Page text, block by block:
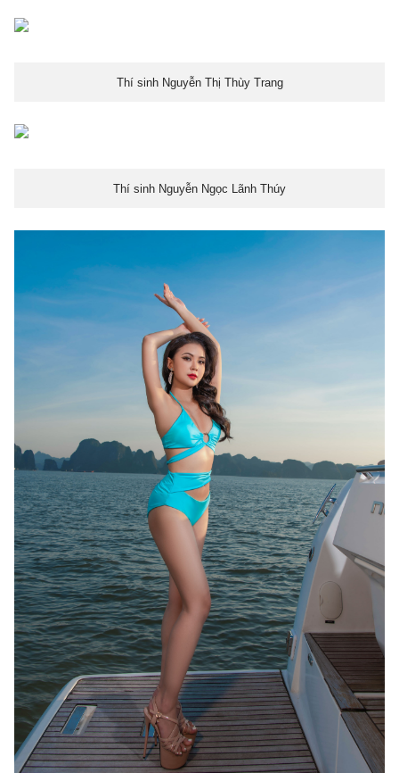
Thí sinh Nguyễn Thị Thùy Trang
Thí sinh Nguyễn Ngọc Lãnh Thúy